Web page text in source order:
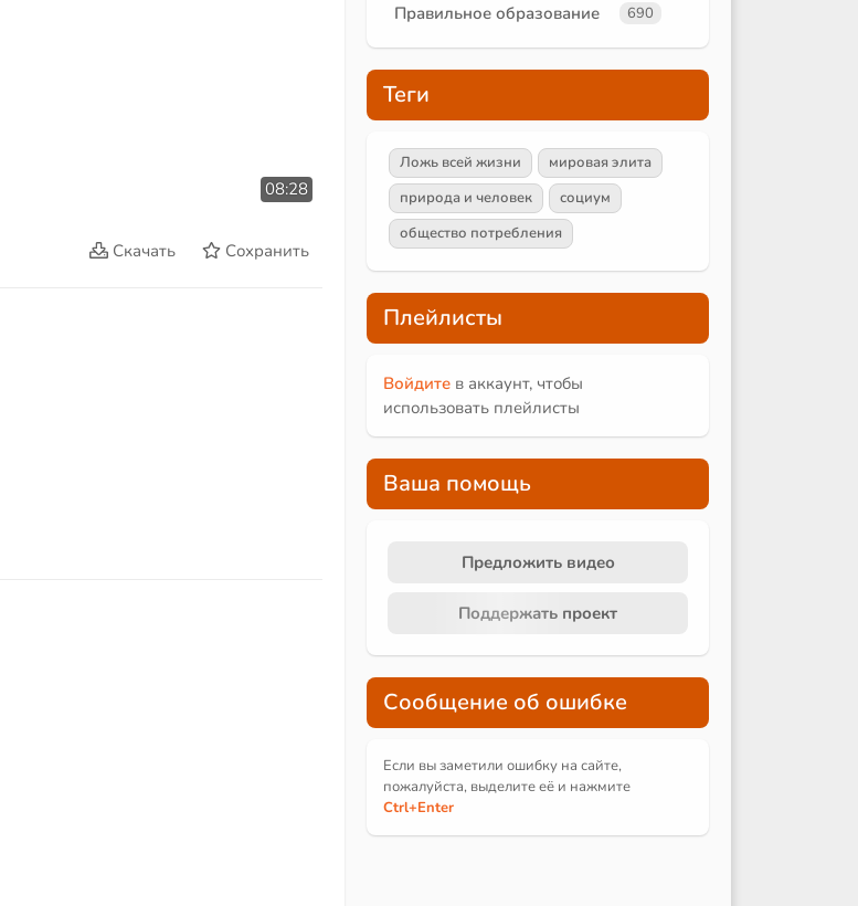
08:28
Скачать Сохранить
Правильное образование 690
Теги
Ложь всей жизни
мировая элита
природа и человек
социум
общество потребления
Плейлисты
Войдите в аккаунт, чтобы
использовать плейлисты
Ваша помощь
Предложить видео
Поддержать проект
Сообщение об ошибке
Если вы заметили ошибку на сайте,
пожалуйста, выделите её и нажмите
Ctrl+Enter